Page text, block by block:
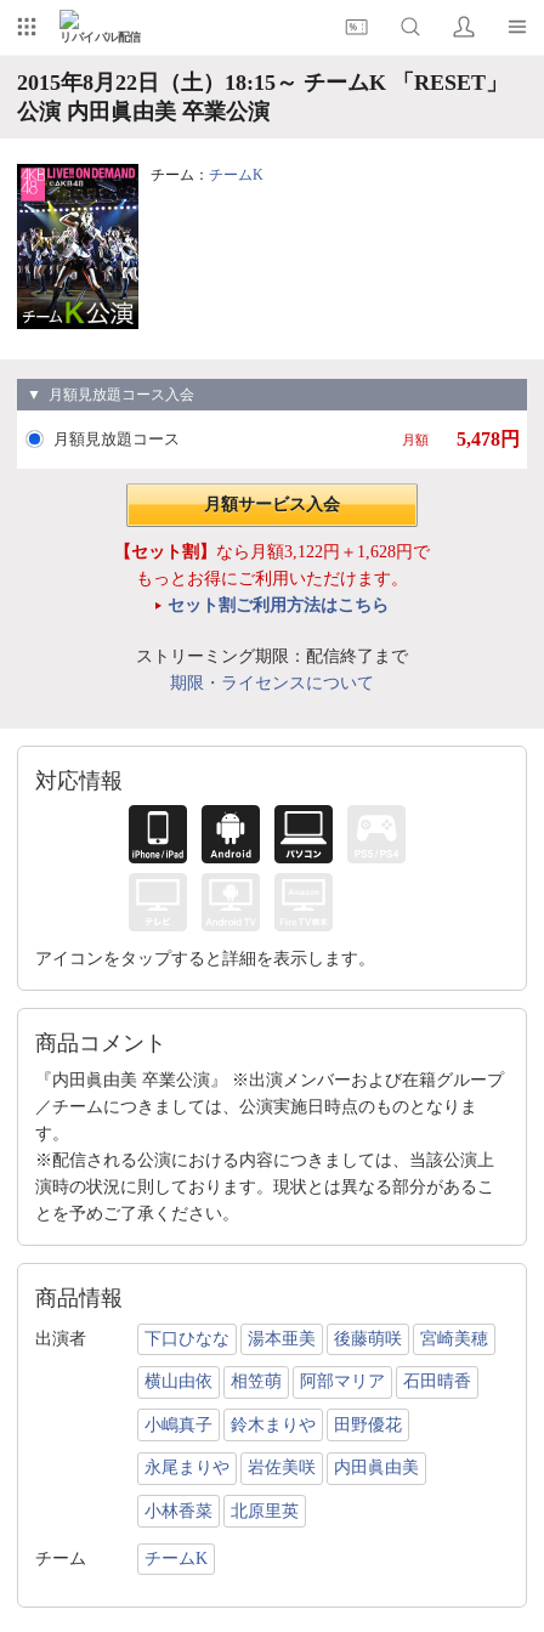
リバイバル配信
2015年8月22日（土）18:15～ チームK 「RESET」
公演 内田眞由美 卒業公演
チーム： チームK
▼ 月額見放題コース入会
月額見放題コース 月額 5,478円
月額サービス入会
【セット割】 なら月額3,122円＋1,628円で
もっとお得にご利用いただけます。
セット割ご利用方法はこちら
ストリーミング期限：配信終了まで
期限・ライセンスについて
対応情報
アイコンをタップすると詳細を表示します。
商品コメント
『内田眞由美 卒業公演』 ※出演メンバーおよび在籍グループ
／チームにつきましては、公演実施日時点のものとなりま
す。
※配信される公演における内容につきましては、当該公演上
演時の状況に則しております。現状とは異なる部分があるこ
とを予めご了承ください。
商品情報
出演者 下口ひなな 湯本亜美 後藤萌咲 宮崎美穂
横山由依 相笠萌 阿部マリア 石田晴香
小嶋真子 鈴木まりや 田野優花
永尾まりや 岩佐美咲 内田眞由美
小林香菜 北原里英
チーム チームK